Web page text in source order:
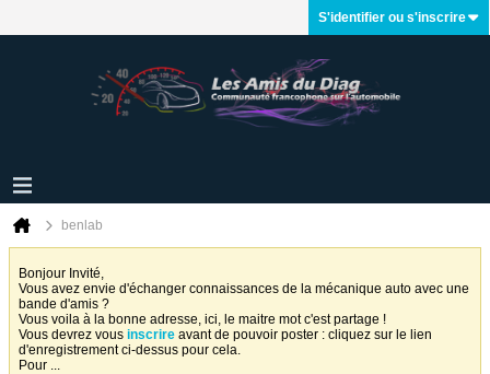
S'identifier ou s'inscrire
benlab
Bonjour Invité,
Vous avez envie d'échanger connaissances de la mécanique auto avec une
bande d'amis ?
Vous voila à la bonne adresse, ici, le maitre mot c'est partage !
Vous devrez vous inscrire avant de pouvoir poster : cliquez sur le lien
d'enregistrement ci-dessus pour cela.
Pour ...